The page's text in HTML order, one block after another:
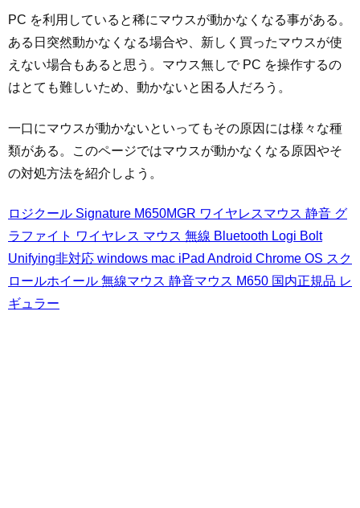
PC を利用していると稀にマウスが動かなくなる事がある。
ある日突然動かなくなる場合や、新しく買ったマウスが使
えない場合もあると思う。マウス無しで PC を操作するの
はとても難しいため、動かないと困る人だろう。
一口にマウスが動かないといってもその原因には様々な種
類がある。このページではマウスが動かなくなる原因やそ
の対処方法を紹介しよう。
ロジクール Signature M650MGR ワイヤレスマウス 静音 グ
ラファイト ワイヤレス マウス 無線 Bluetooth Logi Bolt
Unifying非対応 windows mac iPad Android Chrome OS スク
ロールホイール 無線マウス 静音マウス M650 国内正規品 レ
ギュラー